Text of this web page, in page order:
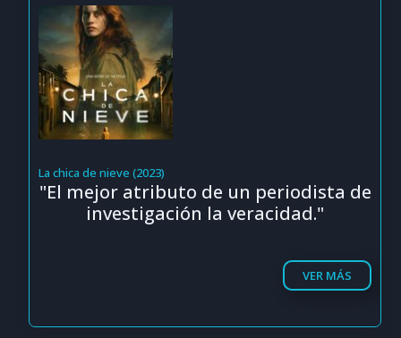
La chica de nieve (2023)
"El mejor atributo de un periodista de
investigación la veracidad."
VER MÁS